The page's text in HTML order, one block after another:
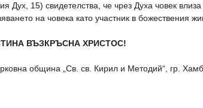
Дух, 15) свидетелства, че чрез Духа човек
на човека като участник в божествения
ВЪЗКРЪСНА ХРИСТОС!
община „Св. св. Кирил и Методий“, гр.